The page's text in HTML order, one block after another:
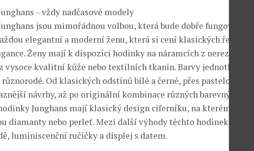
– vždy nadčasové modely
jsou mimořádnou volbou, která bude dobře fungovat.
elegantní a moderní ženu, která si cení klasických řešení s
Ženy mají k dispozici hodinky na náramcích z nerezové
vysoce kvalitní kůže nebo textilních tkanin. Barvy jednotlivých
Od klasických odstínů bílé a černé, přes pastelové
návrhy, až po originální kombinace různých barevných
Junghans mají klasický design ciferníku, na kterém je řada
diamanty nebo perleť. Mezi další výhody těchto hodinek patří
luminiscenční ručičky a displej s datem.